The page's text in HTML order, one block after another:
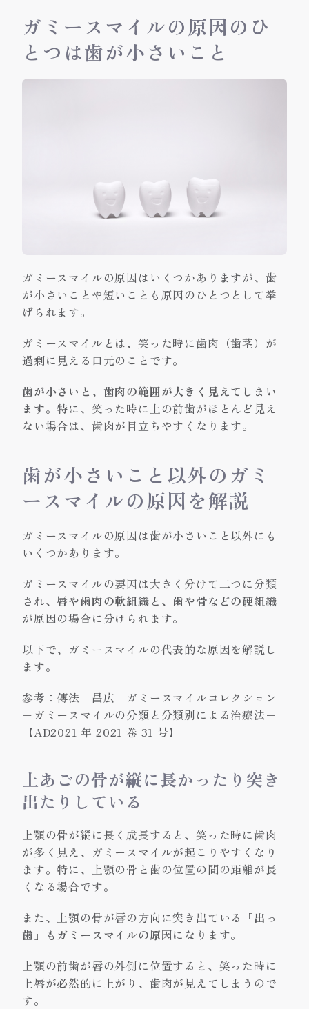
ガミースマイルの原因のひ
とつは歯が小さいこと
ガミースマイルの原因はいくつかありますが、歯
が小さいことや短いことも原因のひとつとして挙
げられます。
ガミースマイルとは、笑った時に歯肉（歯茎）が
過剰に見える口元のことです。
歯が小さいと、歯肉の範囲が大きく見えてしまい
ます。特に、笑った時に上の前歯がほとんど見え
ない場合は、歯肉が目立ちやすくなります。
歯が小さいこと以外のガミ
ースマイルの原因を解説
ガミースマイルの原因は歯が小さいこと以外にも
いくつかあります。
ガミースマイルの要因は大きく分けて二つに分類
され、唇や歯肉の軟組織 と、 歯や骨などの硬組織
が原因の場合に分けられます。
以下で、ガミースマイルの代表的な原因を解説し
ます。
参考： 傳法 昌広 ガミースマイルコレクション
−ガミースマイルの分類と分類別による治療法−
【AD2021 年 2021 巻 31 号】
上あごの骨が縦に長かったり突き
出たりしている
上顎の骨が縦に長く成長すると、笑った時に歯肉
が多く見え、ガミースマイルが起こりやすくなり
ます。特に、上顎の骨と歯の位置の間の距離が長
くなる場合です。
また、上顎の骨が唇の方向に突き出ている 「出っ
歯」もガミースマイルの原因になります。
上顎の前歯が唇の外側に位置すると、笑った時に
上唇が必然的に上がり、歯肉が見えてしまうので
す。